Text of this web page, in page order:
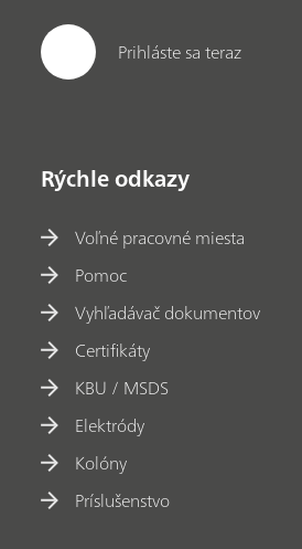
Prihláste sa teraz
Rýchle odkazy
Voľné pracovné miesta
Pomoc
Vyhľadávač dokumentov
Certifikáty
KBU / MSDS
Elektródy
Kolóny
Príslušenstvo